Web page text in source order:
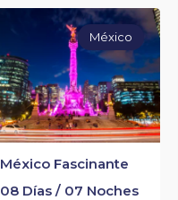
México Fascinante
08 Días / 07 Noches
México